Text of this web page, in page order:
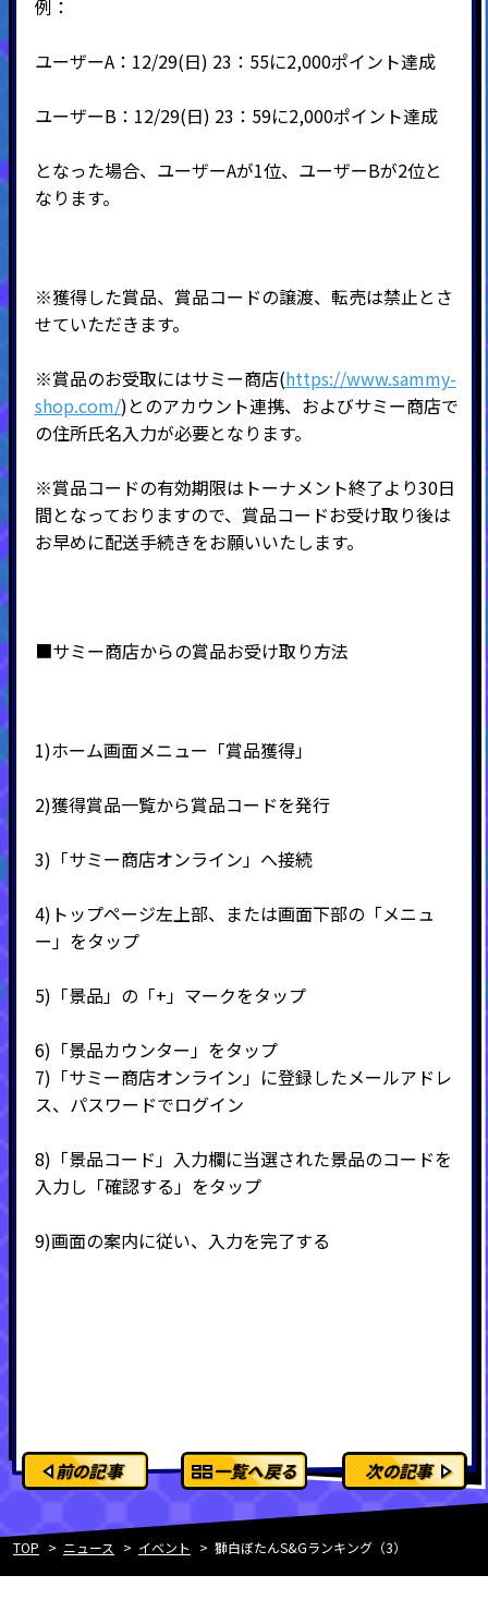
例：
ユーザーA：12/29(日) 23：55に2,000ポイント達成
ユーザーB：12/29(日) 23：59に2,000ポイント達成
となった場合、ユーザーAが1位、ユーザーBが2位と
なります。
※獲得した賞品、賞品コードの譲渡、転売は禁止とさ
せていただきます。
※賞品のお受取にはサミー商店(https://www.sammy-
shop.com/)とのアカウント連携、およびサミー商店で
の住所氏名入力が必要となります。
※賞品コードの有効期限はトーナメント終了より30日
間となっておりますので、賞品コードお受け取り後は
お早めに配送手続きをお願いいたします。
■サミー商店からの賞品お受け取り方法
1)ホーム画面メニュー「賞品獲得」
2)獲得賞品一覧から賞品コードを発行
3) 「サミー商店オンライン」へ接続
4) トップページ左上部、または画面下部の「メニュ
ー」をタップ
5) 「景品」の「+ 」マークをタップ
6) 「景品カウンター」をタップ
7) 「サミー商店オンライン」に登録したメールアドレ
ス、パスワードでログイン
8) 「景品コード」入力欄に当選された景品のコードを
入力し「確認する」をタップ
9)画面の案内に従い、入力を完了する
前の記事 一覧へ戻る 次の記事
TOP ニュース イベント 獅白ぼたんS&Gランキング（3）